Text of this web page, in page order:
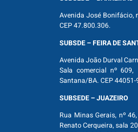
Avenida José Bonifácio,
CEP 47.800.306.
SUBSDE – FEIRA DE
Avenida João Durval
Sala comercial nº
Santana/BA. CEP 44051-
SUBSEDE – JUAZEIRO
Rua Minas Gerais, nº
Renato Cerqueira, sala